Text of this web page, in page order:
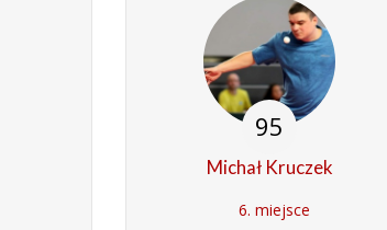
95
Michał Kruczek
6. miejsce